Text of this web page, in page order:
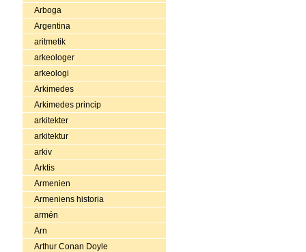
Arboga
Argentina
aritmetik
arkeologer
arkeologi
Arkimedes
Arkimedes princip
arkitekter
arkitektur
arkiv
Arktis
Armenien
Armeniens historia
armén
Arn
Arthur Conan Doyle